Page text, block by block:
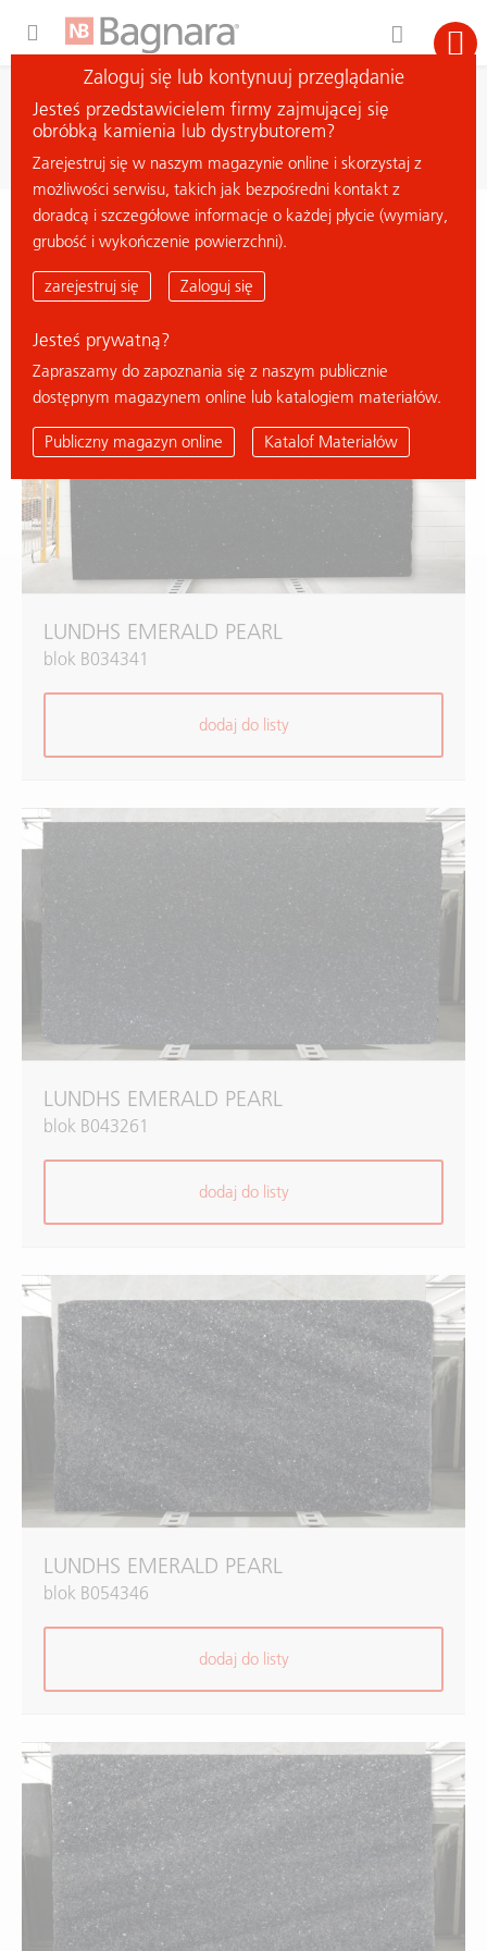
szukaj materiału
< powrót do przeglądu
LUNDHS EMERALD PEARL
LUNDHS EMERALD PEARL
blok B034341
dodaj do listy
LUNDHS EMERALD PEARL
blok B043261
dodaj do listy
LUNDHS EMERALD PEARL
blok B054346
dodaj do listy
Zaloguj się lub kontynuuj przeglądanie
Jesteś przedstawicielem firmy zajmującej się
obróbką kamienia lub dystrybutorem?
Zarejestruj się w naszym magazynie online i skorzystaj z
możliwości serwisu, takich jak bezpośredni kontakt z
doradcą i szczegółowe informacje o każdej płycie (wymiary,
grubość i wykończenie powierzchni).
zarejestruj się Zaloguj się
Jesteś prywatną?
Zapraszamy do zapoznania się z naszym publicznie
dostępnym magazynem online lub katalogiem materiałów.
Publiczny magazyn online Katalof Materiałów